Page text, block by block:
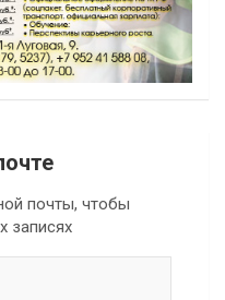
почты, чтобы
записях